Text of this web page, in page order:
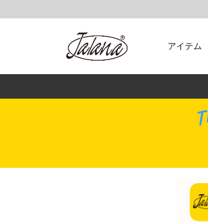
アイテム